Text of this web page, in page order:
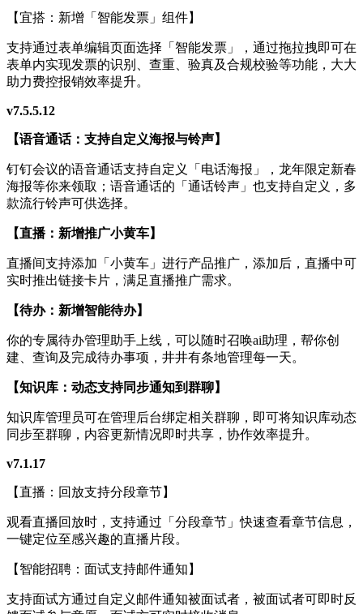
【宜搭：新增「智能发票」组件】
支持通过表单编辑页面选择「智能发票」，通过拖拉拽即可在
表单内实现发票的识别、查重、验真及合规校验等功能，大大
助力费控报销效率提升。
v7.5.5.12
【语音通话：支持自定义海报与铃声】
钉钉会议的语音通话支持自定义「电话海报」，龙年限定新春
海报等你来领取；语音通话的「通话铃声」也支持自定义，多
款流行铃声可供选择。
【直播：新增推广小黄车】
直播间支持添加「小黄车」进行产品推广，添加后，直播中可
实时推出链接卡片，满足直播推广需求。
【待办：新增智能待办】
你的专属待办管理助手上线，可以随时召唤ai助理，帮你创
建、查询及完成待办事项，井井有条地管理每一天。
【知识库：动态支持同步通知到群聊】
知识库管理员可在管理后台绑定相关群聊，即可将知识库动态
同步至群聊，内容更新情况即时共享，协作效率提升。
v7.1.17
【直播：回放支持分段章节】
观看直播回放时，支持通过「分段章节」快速查看章节信息，
一键定位至感兴趣的直播片段。
【智能招聘：面试支持邮件通知】
支持面试方通过自定义邮件通知被面试者，被面试者可即时反